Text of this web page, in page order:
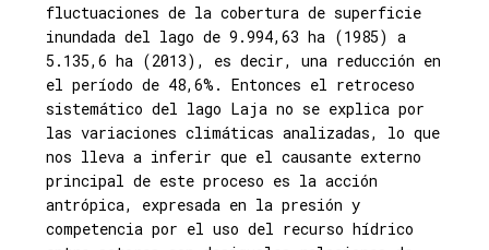
fluctuaciones de la cobertura de superficie
inundada del lago de 9.994,63 ha (1985) a
5.135,6 ha (2013), es decir, una reducción en
el período de 48,6%. Entonces el retroceso
sistemático del lago Laja no se explica por
las variaciones climáticas analizadas, lo que
nos lleva a inferir que el causante externo
principal de este proceso es la acción
antrópica, expresada en la presión y
competencia por el uso del recurso hídrico